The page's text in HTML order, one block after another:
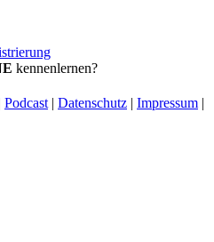
kennenlernen?
Podcast | Datenschutz | Impressum |